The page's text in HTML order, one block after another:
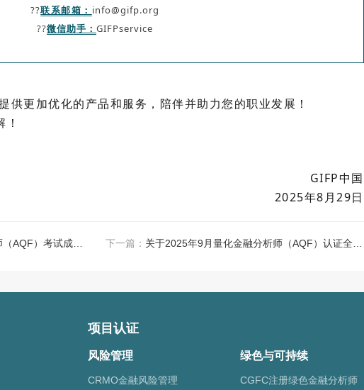
??联系邮箱： info@gifp.org
??微信助手： GIFPservice
供更加优化的产品和服务，陪伴并助力您的职业发展！
GIFP中国
2025年8月29日
下一篇：
项目认证
风险管理
CRMO金融风险管理
绿色与可持续
CGFC注册绿色金融分析师